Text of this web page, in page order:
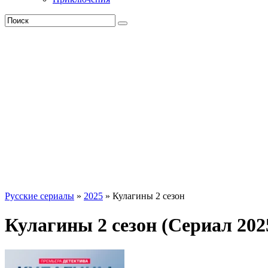
Русские сериалы » 2025 » Кулагины 2 сезон
Кулагины 2 сезон (Сериал